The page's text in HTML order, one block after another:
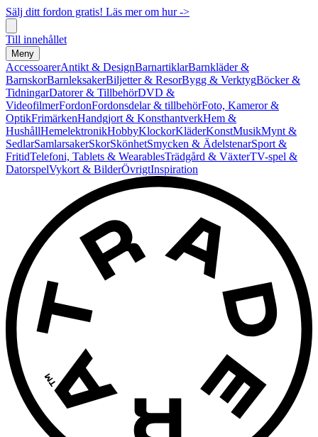
Sälj ditt fordon gratis! Läs mer om hur ->
Till innehållet
Meny
AccessoarerAntikt & DesignBarnartiklarBarnkläder &
BarnskorBarnleksakerBiljetter & ResorBygg & VerktygBöcker &
TidningarDatorer & TillbehörDVD &
VideofilmerFordonFordonsdelar & tillbehörFoto, Kameror &
OptikFrimärkenHandgjort & KonsthantverkHem &
HushållHemelektronikHobbyKlockorKläderKonstMusikMynt &
SedlarSamlarsakerSkorSkönhetSmycken & ÄdelstenarSport &
FritidTelefoni, Tablets & WearablesTrädgård & VäxterTV-spel &
DatorspelVykort & BilderÖvrigtInspiration